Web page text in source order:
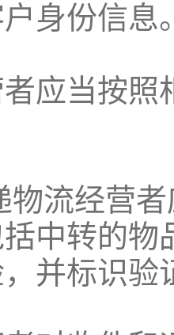
身份信息
应当按
物流经营
中转的
并标识验